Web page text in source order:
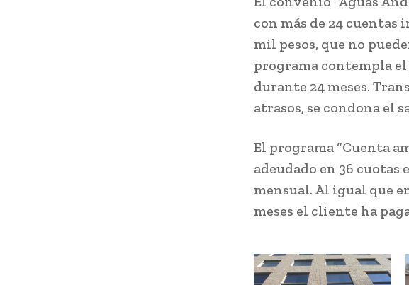
con más de 24 cuentas
mil pesos, que no
programa contempla el
durante 24 meses.
atrasos, se condona el
El programa “Cuenta
adeudado en 36
mensual. Al igual que
meses el cliente ha